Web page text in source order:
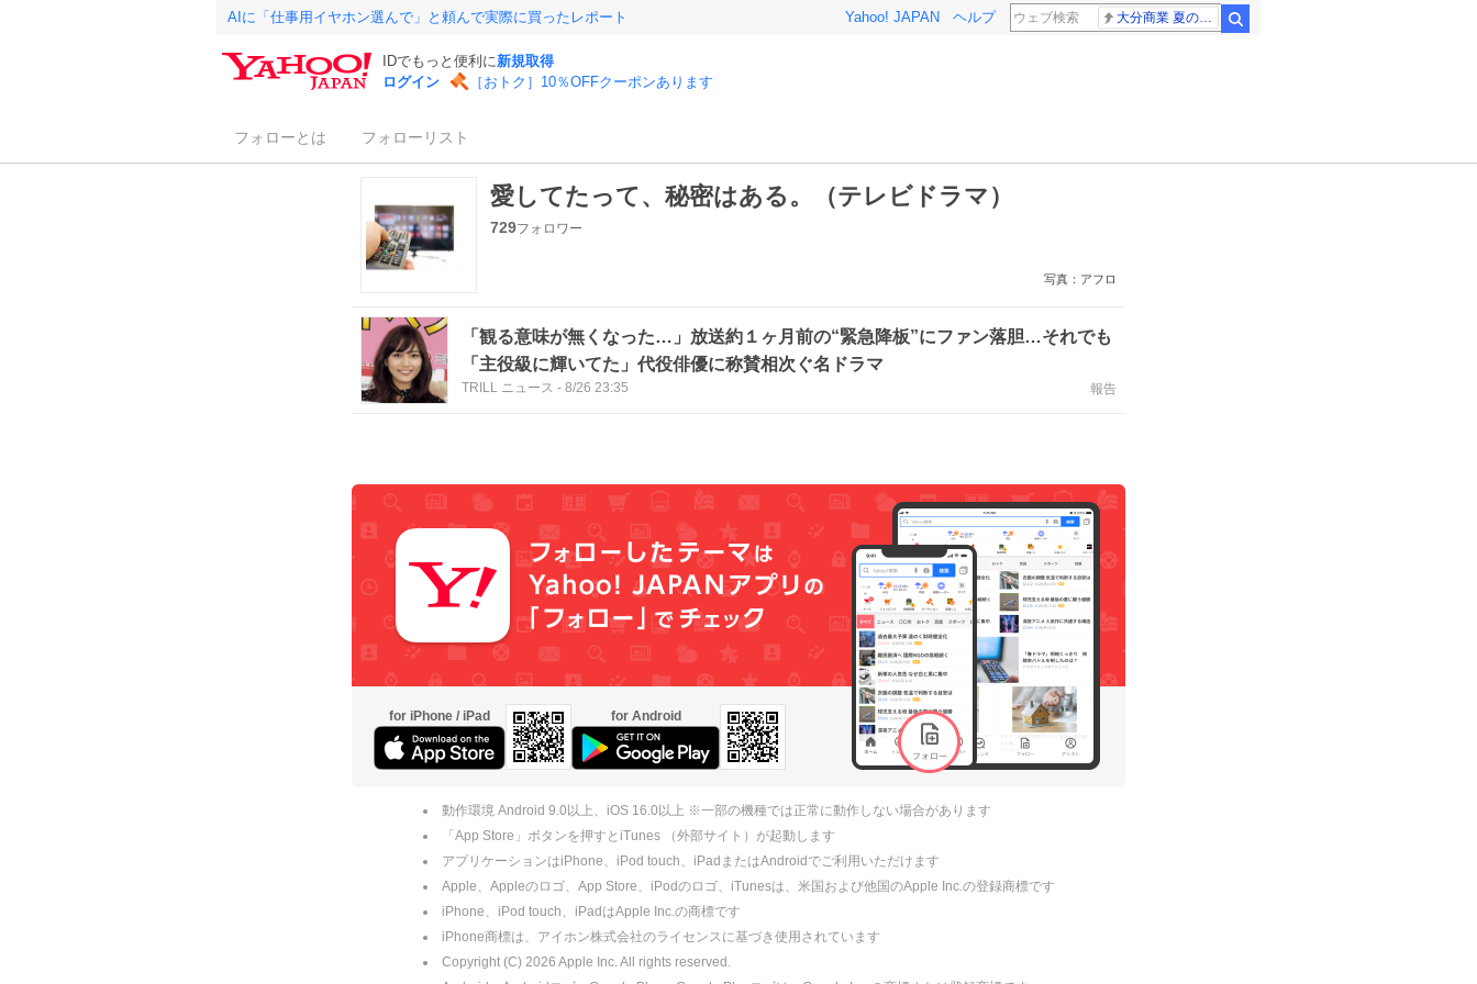
AIに「仕事用イヤホン選んで」と頼んで実際に買ったレポート Yahoo! JAPAN ヘルプ
IDでもっと便利に新規取得
ログイン
［おトク］10％OFFクーポンあります
フォローとは フォローリスト
愛してたって、秘密はある。（テレビドラマ）
729フォロワー
写真：アフロ
「観る意味が無くなった…」放送約１ヶ月前の“緊急降板”にファン落胆…それでも
「主役級に輝いてた」代役俳優に称賛相次ぐ名ドラマ
TRILL ニュース - 8/26 23:35 報告
for iPhone / iPad for Android
動作環境 Android 9.0以上、iOS 16.0以上 ※一部の機種では正常に動作しない場合があります
「App Store」ボタンを押すとiTunes （外部サイト）が起動します
アプリケーションはiPhone、iPod touch、iPadまたはAndroidでご利用いただけます
Apple、Appleのロゴ、App Store、iPodのロゴ、iTunesは、米国および他国のApple Inc.の登録商標です
iPhone、iPod touch、iPadはApple Inc.の商標です
iPhone商標は、アイホン株式会社のライセンスに基づき使用されています
Copyright (C) 2026 Apple Inc. All rights reserved.